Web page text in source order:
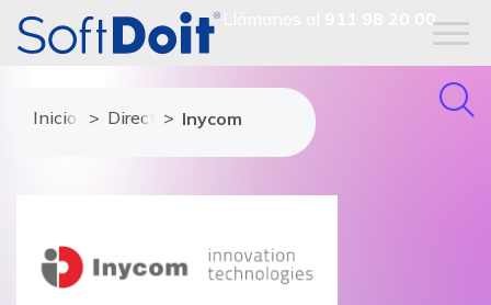
911 98 20 00
Inicio Directorio de proveedores
Inycom